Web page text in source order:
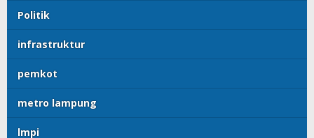
Politik
infrastruktur
pemkot
metro lampung
lmpi